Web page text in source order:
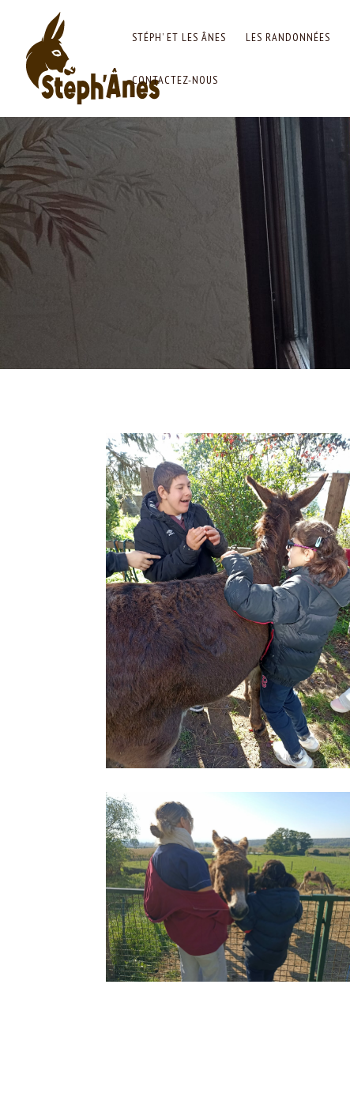
STÉPH’ ET LES ÂNES LES RANDONNÉES
CONTACTEZ-NOUS